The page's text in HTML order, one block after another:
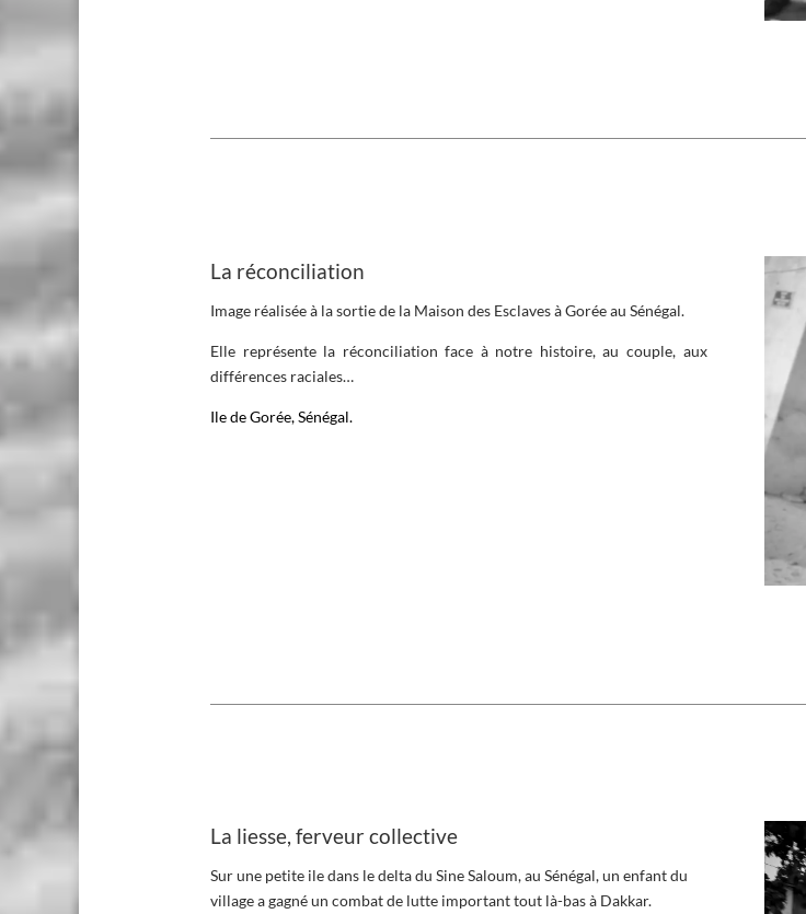
La réconciliation
Image réalisée à la sortie de la Maison des Esclaves à Gorée au Sénégal.
Elle représente la réconciliation face à notre histoire, au couple, aux
différences raciales…
Ile de Gorée, Sénégal.
La liesse, ferveur collective
Sur une petite ile dans le delta du Sine Saloum, au Sénégal, un enfant du
village a gagné un combat de lutte important tout là-bas à Dakkar.